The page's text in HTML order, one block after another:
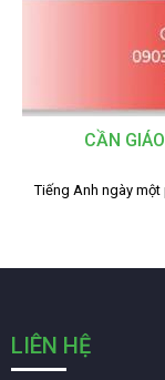
CẦN
Tiếng Anh ngày
LIÊN HỆ